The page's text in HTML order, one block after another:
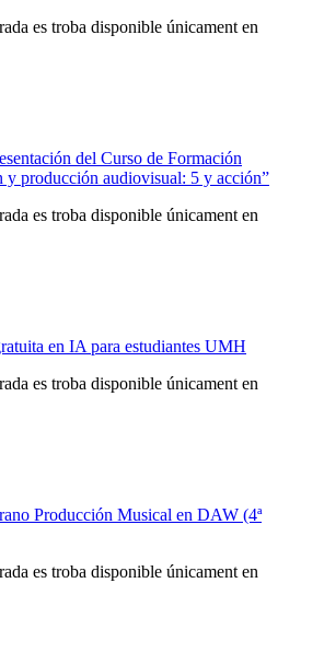
es troba disponible únicament en
del Curso de Formación
y producción audiovisual: 5 y acción”
es troba disponible únicament en
en IA para estudiantes UMH
es troba disponible únicament en
Producción Musical en DAW (4ª
es troba disponible únicament en